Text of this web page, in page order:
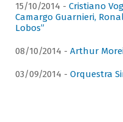
15/10/2014 - Cristiano
Camargo Guarnieri,
Lobos”
08/10/2014 - Arthur
03/09/2014 - Orquestra